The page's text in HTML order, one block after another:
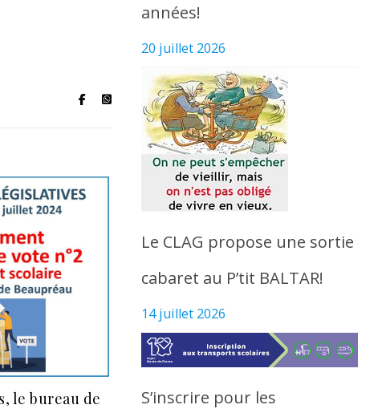
le bureau de
années!
20 juillet 2026
Le CLAG propose une sortie
cabaret au P’tit BALTAR!
14 juillet 2026
S’inscrire pour les